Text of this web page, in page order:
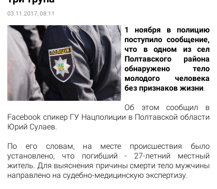
03.11.2017, 08:11
1 ноября в полицию
поступило сообщение,
что в одном из сел
Полтавского района
обнаружено тело
молодого человека
без признаков жизни.
Об этом сообщил в
Facebook спикер ГУ Нацполиции в Полтавской области
Юрий Сулаев.
По его словам, на месте происшествия было
установлено, что погибший - 27-летний местный
житель. Для выяснения причины смерти тело мужчины
направлено на судебно-медицинскую экспертизу.